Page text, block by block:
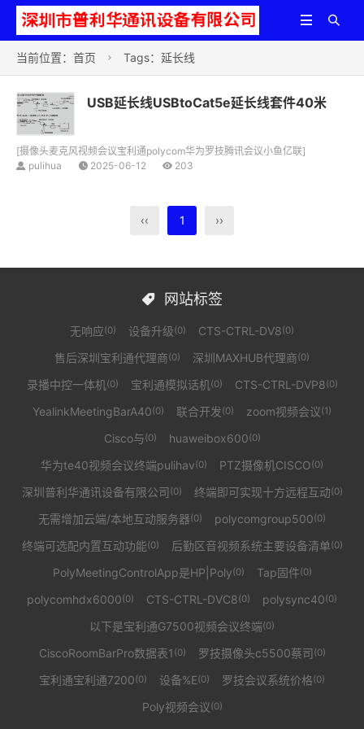


当前位置： 首页  Tags：延长线
USB延长线USBtoCat5e延长线套件40米
[摄像头麦克风视频会议宝利通polycom华为罗技腾讯会议小鱼亿联]
pulihua
2025-06-12 203
‹‹ 1 ››
 网站标签
无响应(0) 设备升级(0) CTS-CTRL-DV8(0)
售后深圳宝利通代理商(0) 深圳MAXHUB代理商(0)
录播中控一体机(0) 宝利通模拟话机(0) CTS-CTRL-DVP8(0)
YealinkMeetingBarA40(0) 联合开发(0) zoom视频会议(1)
Cisco与(0) huaweibox600(0)
华为te40视频会议终端pulihav(0) PTZ摄像机CISCO(0)
深圳普利华通讯设备有限公司(0) 终端即可实现十方远程互动(0)
无需增加云端/本地互动服务器(0) polycomgroup500(0)
终端可选配内置互动功能(0) 后勤区音视频系统主要设备清单(0)
PolyMeetingControlApp是HP|Poly(0) Tap固件(0)
polycomhdx6000(0) CTS-CTRL-DVC8(0) polysync40(0)
以下是宝利通G7500视频会议终端(0)
CiscoRoomBarPro数据表1 (0) 罗技摄像头c5500蔡司(0)
宝利通宝利通7200(0) 设备%E(0) 罗技会议系统价格(0)
Poly视频会议(0)